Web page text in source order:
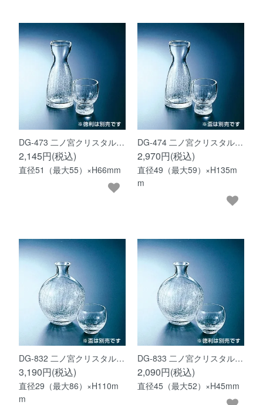
DG-473 二ノ宮クリスタル…
2,145円(税込)
直径51（最大55）×H66mm
DG-474 二ノ宮クリスタル…
2,970円(税込)
直径49（最大59）×H135m
m
DG-832 二ノ宮クリスタル…
3,190円(税込)
直径29（最大86）×H110m
m
DG-833 二ノ宮クリスタル…
2,090円(税込)
直径45（最大52）×H45mm